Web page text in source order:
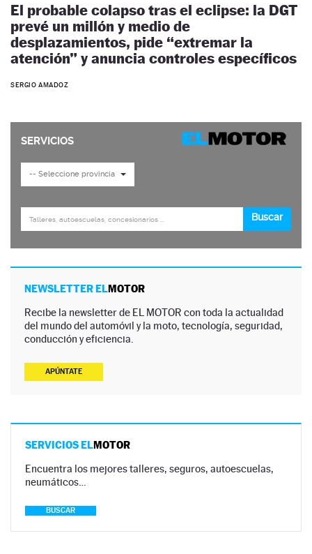
El probable colapso tras el eclipse: la DGT
prevé un millón y medio de
desplazamientos, pide “extremar la
atención” y anuncia controles específicos
SERGIO AMADOZ
NEWSLETTER ELMOTOR
Recibe la newsletter de EL MOTOR con toda la actualidad
del mundo del automóvil y la moto, tecnología, seguridad,
conducción y eficiencia.
APÚNTATE
SERVICIOS ELMOTOR
Encuentra los mejores talleres, seguros, autoescuelas,
neumáticos…
BUSCAR